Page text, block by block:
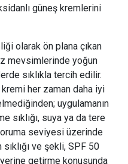
güneş kremlerini
olarak ön plana çıkan
mevsimlerinde yoğun
sıklıkla tercih edilir.
her zaman daha iyi
uygulamanın
sıklığı, suya ya da tere
seviyesi üzerinde
ve şekli, SPF 50
getirme konusunda